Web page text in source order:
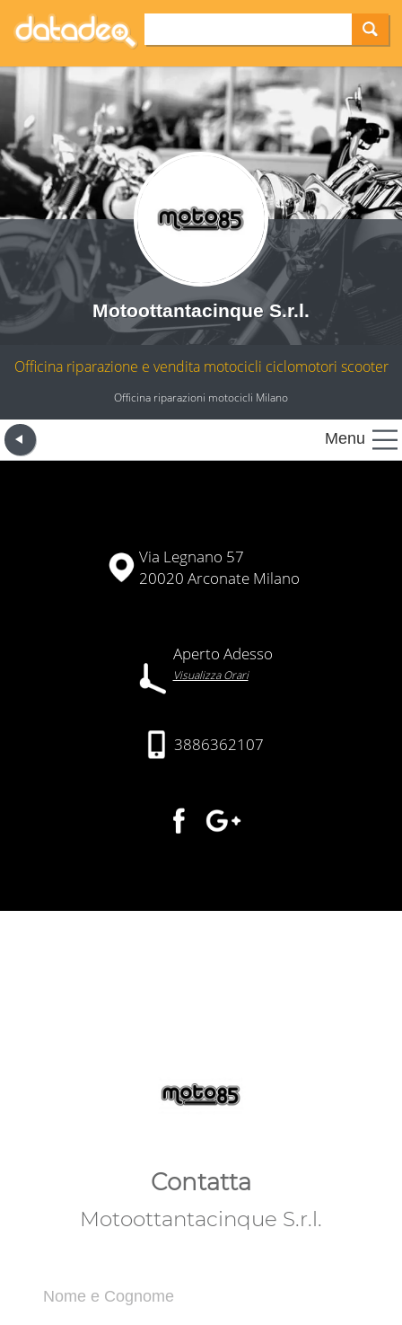
Motoottantacinque S.r.l.
Officina riparazione e vendita motocicli ciclomotori scooter
Officina riparazioni motocicli Milano
Menu
Via Legnano 57
20020 Arconate Milano
Aperto Adesso
Visualizza Orari
3886362107
Contatta
Motoottantacinque S.r.l.